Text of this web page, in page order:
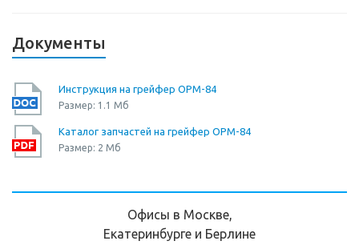
Документы
Инструкция на грейфер ОРМ-84
Размер: 1.1 Мб
Каталог запчастей на грейфер ОРМ-84
Размер: 2 Мб
Офисы в Москве,
Екатеринбурге и Берлине